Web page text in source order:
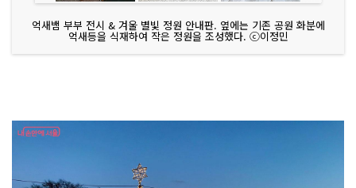
억새뱀 부부 전시 & 겨울 별빛 정원 안내판. 옆에는 기존 공원 화분에
억새등을 식재하여 작은 정원을 조성했다. ⓒ이정민